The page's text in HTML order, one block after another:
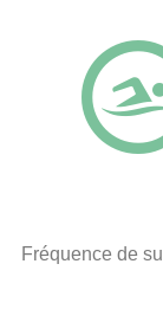
Fréquence de